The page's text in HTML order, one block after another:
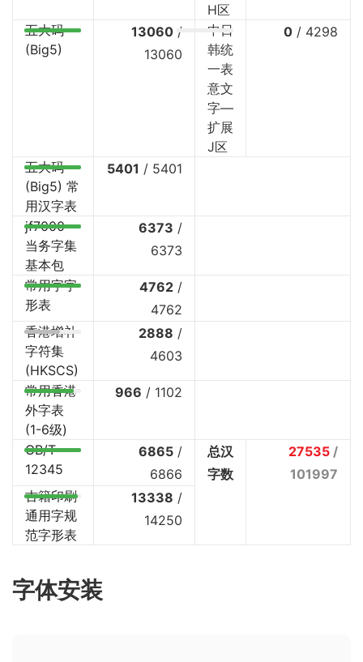
H区
五大码
(Big5)
13060 /
13060
中日
韩统
一表
意文
字—
扩展
J区
0 / 4298
五大码
(Big5) 常
用汉字表
5401 / 5401
jf7000
当务字集
基本包
6373 /
6373
常用字字
形表
4762 /
4762
香港增补
字符集
(HKSCS)
2888 /
4603
常用香港
外字表
(1-6级)
966 / 1102
GB/T
12345
6865 /
6866
总汉
字数
27535 /
101997
古籍印刷
通用字规
范字形表
13338 /
14250
字体安装